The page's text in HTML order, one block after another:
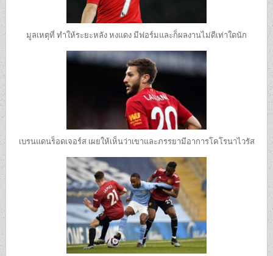
มูลเหตุที่ ทำให้ระยะหลัง หงแดง มีฟอร์มและก็ผลงานไม่ดีเท่าใดนัก
เบรนแดนร็อดเจอร์ส เผยให้เห็นว่าเขาและภรรยามีอาการโคโรนาไวรัส